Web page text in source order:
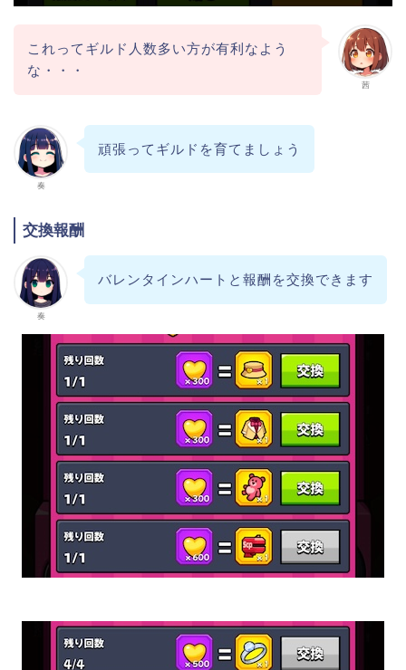
茜
これってギルド人数多い方が有利なよう
な・・・
奏
頑張ってギルドを育てましょう
交換報酬
奏
バレンタインハートと報酬を交換できます